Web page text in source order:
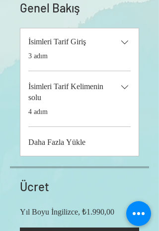
Genel Bakış
İsimleri Tarif Giriş
.
3 adım
İsimleri Tarif Kelimenin
solu
.
4 adım
Daha Fazla Yükle
Ücret
Yıl Boyu İngilizce, ₺1.990,00